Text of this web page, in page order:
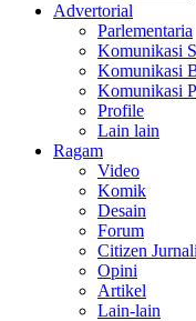
Advertorial
Parlementaria
Komunikasi
Komunikasi
Komunikasi
Profile
Lain lain
Ragam
Video
Komik
Desain
Forum
Citizen
Opini
Artikel
Lain-lain